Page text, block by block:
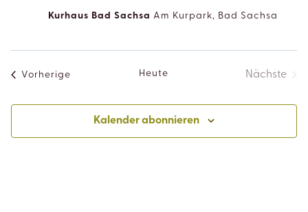
Kurhaus Bad Sachsa Am Kurpark, Bad Sachsa
Vorherige VeranstaltungenHeute
Nächste
Kalender abonnieren